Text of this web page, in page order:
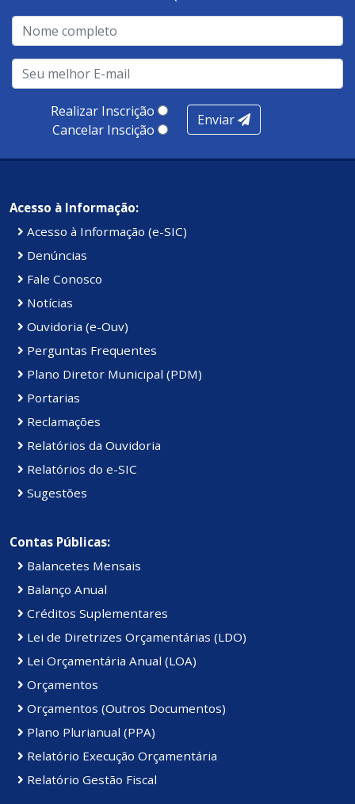
Realizar Inscrição
Cancelar Inscição
Enviar
Acesso à Informação:
Acesso à Informação (e-SIC)
Denúncias
Fale Conosco
Notícias
Ouvidoria (e-Ouv)
Perguntas Frequentes
Plano Diretor Municipal (PDM)
Portarias
Reclamações
Relatórios da Ouvidoria
Relatórios do e-SIC
Sugestões
Contas Públicas:
Balancetes Mensais
Balanço Anual
Créditos Suplementares
Lei de Diretrizes Orçamentárias (LDO)
Lei Orçamentária Anual (LOA)
Orçamentos
Orçamentos (Outros Documentos)
Plano Plurianual (PPA)
Relatório Execução Orçamentária
Relatório Gestão Fiscal